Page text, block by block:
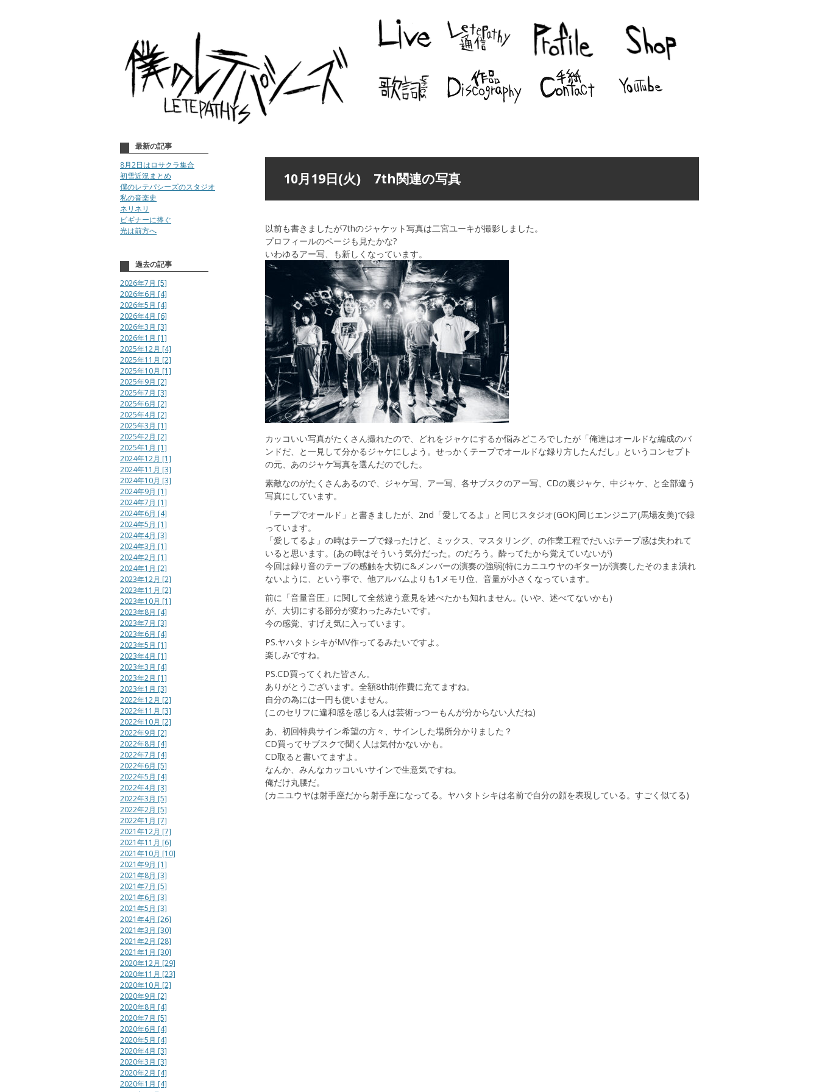
10月19日(火) 7th関連の写真
以前も書きましたが7thのジャケット写真は二宮ユーキが撮影しました。
プロフィールのページも見たかな?
いわゆるアー写、も新しくなっています。
カッコいい写真がたくさん撮れたので、どれをジャケにするか悩みどころでしたが「俺達はオールドな編成のバ
ンドだ、と一見して分かるジャケにしよう。せっかくテープでオールドな録り方したんだし」というコンセプト
の元、あのジャケ写真を選んだのでした。
素敵なのがたくさんあるので、ジャケ写、アー写、各サブスクのアー写、CDの裏ジャケ、中ジャケ、と全部違う
写真にしています。
「テープでオールド」と書きましたが、2nd「愛してるよ」と同じスタジオ(GOK)同じエンジニア(馬場友美)で録
っています。
「愛してるよ」の時はテープで録ったけど、ミックス、マスタリング、の作業工程でだいぶテープ感は失われて
いると思います。(あの時はそういう気分だった。のだろう。酔ってたから覚えていないが)
今回は録り音のテープの感触を大切に&メンバーの演奏の強弱(特にカニユウヤのギター)が演奏したそのまま潰れ
ないように、という事で、他アルバムよりも1メモリ位、音量が小さくなっています。
前に「音量音圧」に関して全然違う意見を述べたかも知れません。(いや、述べてないかも)
が、大切にする部分が変わったみたいです。
今の感覚、すげえ気に入っています。
PS.ヤハタトシキがMV作ってるみたいですよ。
楽しみですね。
PS.CD買ってくれた皆さん。
ありがとうございます。全額8th制作費に充てますね。
自分の為には一円も使いません。
(このセリフに違和感を感じる人は芸術っつーもんが分からない人だね)
あ、初回特典サイン希望の方々、サインした場所分かりました？
CD買ってサブスクで聞く人は気付かないかも。
CD取ると書いてますよ。
なんか、みんなカッコいいサインで生意気ですね。
俺だけ丸腰だ。
(カニユウヤは射手座だから射手座になってる。ヤハタトシキは名前で自分の顔を表現している。すごく似てる)
最新の記事
8月2日はロサクラ集合
初雪近況まとめ
僕のレテパシーズのスタジオ
私の音楽史
ネリネリ
ビギナーに捧ぐ
光は前方へ
過去の記事
2026年7月 [5]
2026年6月 [4]
2026年5月 [4]
2026年4月 [6]
2026年3月 [3]
2026年1月 [1]
2025年12月 [4]
2025年11月 [2]
2025年10月 [1]
2025年9月 [2]
2025年7月 [3]
2025年6月 [2]
2025年4月 [2]
2025年3月 [1]
2025年2月 [2]
2025年1月 [1]
2024年12月 [1]
2024年11月 [3]
2024年10月 [3]
2024年9月 [1]
2024年7月 [1]
2024年6月 [4]
2024年5月 [1]
2024年4月 [3]
2024年3月 [1]
2024年2月 [1]
2024年1月 [2]
2023年12月 [2]
2023年11月 [2]
2023年10月 [1]
2023年8月 [4]
2023年7月 [3]
2023年6月 [4]
2023年5月 [1]
2023年4月 [1]
2023年3月 [4]
2023年2月 [1]
2023年1月 [3]
2022年12月 [2]
2022年11月 [3]
2022年10月 [2]
2022年9月 [2]
2022年8月 [4]
2022年7月 [4]
2022年6月 [5]
2022年5月 [4]
2022年4月 [3]
2022年3月 [5]
2022年2月 [5]
2022年1月 [7]
2021年12月 [7]
2021年11月 [6]
2021年10月 [10]
2021年9月 [1]
2021年8月 [3]
2021年7月 [5]
2021年6月 [3]
2021年5月 [3]
2021年4月 [26]
2021年3月 [30]
2021年2月 [28]
2021年1月 [30]
2020年12月 [29]
2020年11月 [23]
2020年10月 [2]
2020年9月 [2]
2020年8月 [4]
2020年7月 [5]
2020年6月 [4]
2020年5月 [4]
2020年4月 [3]
2020年3月 [3]
2020年2月 [4]
2020年1月 [4]